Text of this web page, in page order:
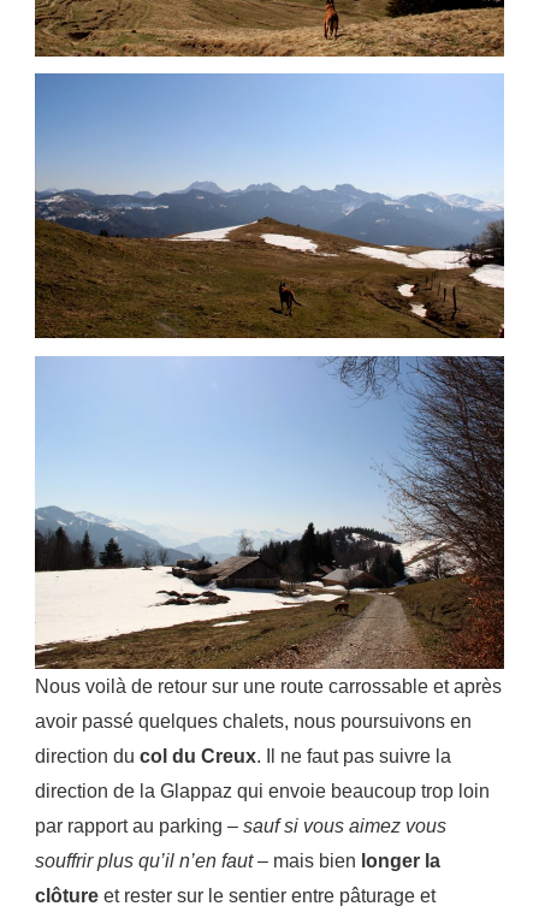
Nous voilà de retour sur une route carrossable et après
avoir passé quelques chalets, nous poursuivons en
direction du col du Creux. Il ne faut pas suivre la
direction de la Glappaz qui envoie beaucoup trop loin
par rapport au parking – sauf si vous aimez vous
souffrir plus qu’il n’en faut– mais bien longer la
clôture et rester sur le sentier entre pâturage et